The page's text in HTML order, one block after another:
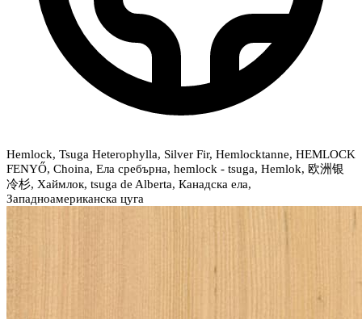
Hemlock, Tsuga Heterophylla, Silver Fir, Hemlocktanne, HEMLOCK
FENYŐ, Choina, Ела сребърна, hemlock - tsuga, Hemlok, 欧洲银
冷杉, Хаймлок, tsuga de Alberta, Канадска ела,
Западноамериканска цуга